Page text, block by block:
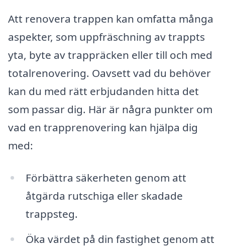
Att renovera trappen kan omfatta många
aspekter, som uppfräschning av trappts
yta, byte av trappräcken eller till och med
totalrenovering. Oavsett vad du behöver
kan du med rätt erbjudanden hitta det
som passar dig. Här är några punkter om
vad en trapprenovering kan hjälpa dig
med:
Förbättra säkerheten genom att
åtgärda rutschiga eller skadade
trappsteg.
Öka värdet på din fastighet genom att